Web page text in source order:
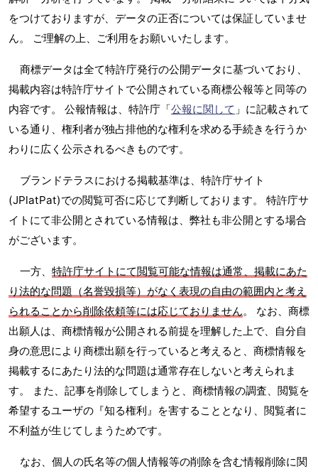
をつけておりますが、データの正否については保証していませ
ん。 ご理解の上、ご利用をお願いいたします。
商標データは全て特許庁発行の公開データに基づいており、
掲載内容は特許庁サイトで公開されている商標公報等と同等の
内容です。 公報情報は、特許庁「公報に関して 」に記載されて
いる通り、権利者が独占排他的な権利を求める手続きを行うか
わりに広く公示されるべきものです。
ブランドテラスにおける掲載基準は、特許庁サイト
(JPlatPat)での閲覧可否に応じて判断しております。 特許庁サ
イトにて非公開とされている情報は、弊社も非公開とする場合
がございます。
一方、 特許庁サイトにて閲覧可能な情報は通常、掲載にあた
り法的な問題（名誉毀損等）がなく表現の自由の範囲内と考え
られることから削除依頼等には応じておりません。 なお、商標
出願人は、商標情報が公開される前提を理解した上で、自分自
身の意思により商標出願を行っていると考えると、商標情報を
掲載するにあたり法的な問題は通常存在しないと考えられま
す。 また、記事を削除してしまうと、商標情報の調査、閲覧を
希望するユーザの『知る権利』を害することとなり、閲覧者に
不利益が生じてしまうためです。
なお、個人の氏名等の個人情報等の削除を含む情報削除に関